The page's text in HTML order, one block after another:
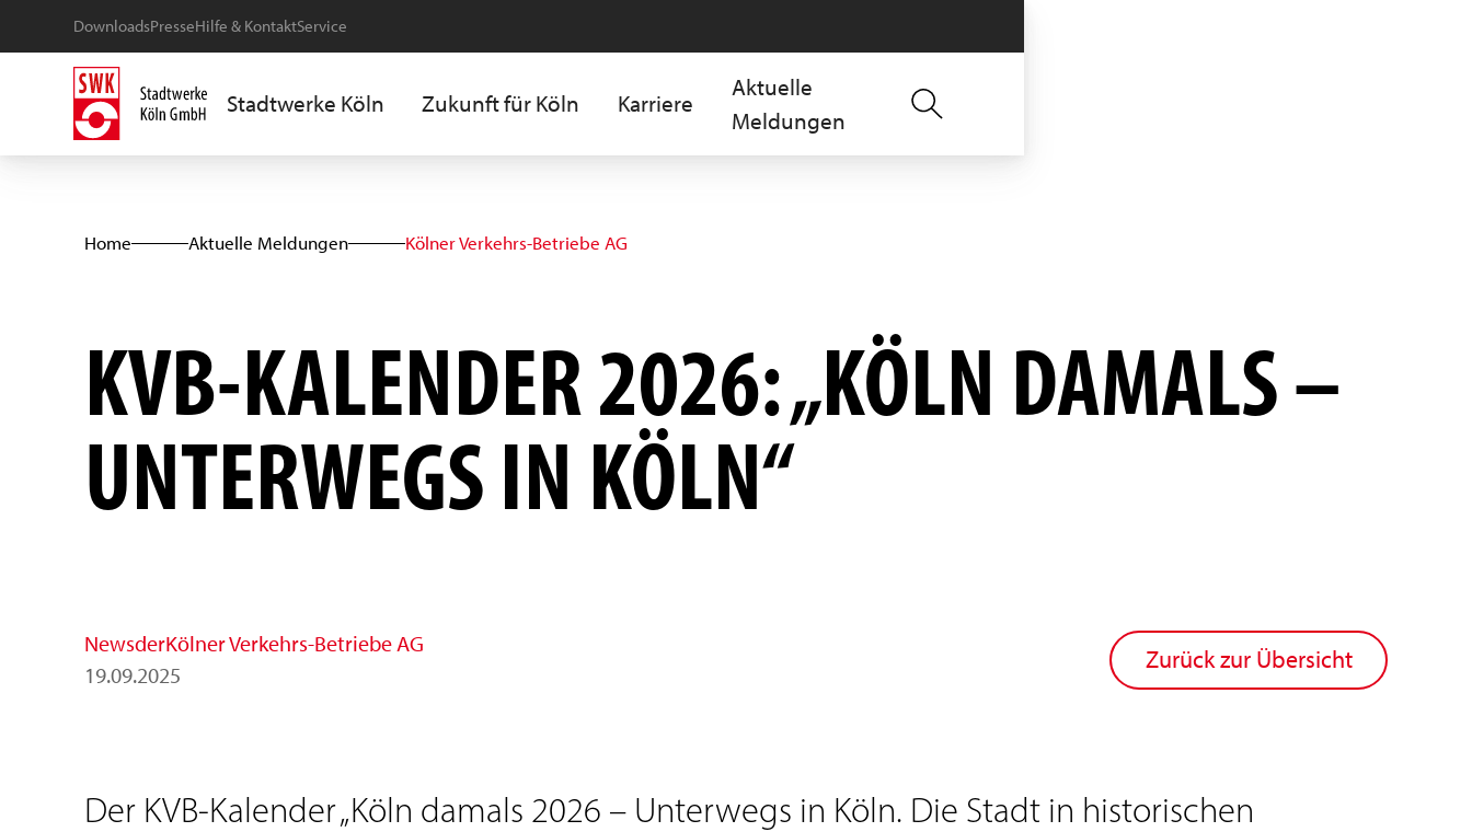
DownloadsPresseHilfe & KontaktService
Stadtwerke Köln Zukunft für Köln Karriere
Aktuelle
Meldungen
Home Aktuelle Meldungen Kölner Verkehrs-Betriebe AG
KVB-KALENDER 2026: „KÖLN DAMALS –
UNTERWEGS IN KÖLN“
NewsderKölner Verkehrs-Betriebe AG
19.09.2025
Zurück zur Übersicht
Der KVB-Kalender „Köln damals 2026 – Unterwegs in Köln. Die Stadt in historischen